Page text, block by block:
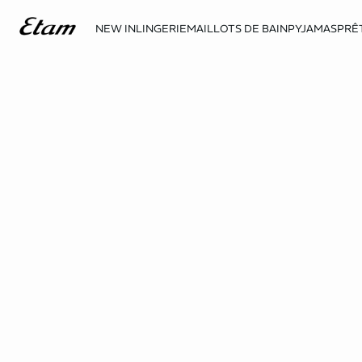
NEW INLINGERIEMAILLOTS DE BAINPYJAMAS